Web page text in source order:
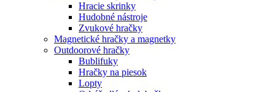
Hracie skrinky
Hudobné nástroje
Zvukové hračky
Magnetické hračky a magnetky
Outdoorové hračky
Bublifuky
Hračky na piesok
Lopty